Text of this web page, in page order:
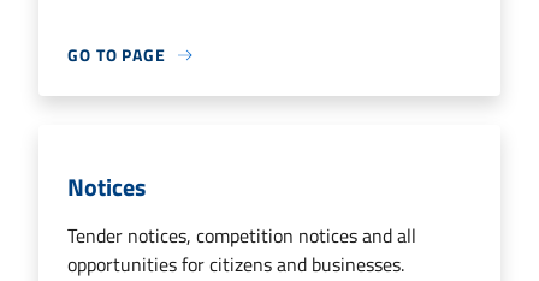
GO TO PAGE
Notices
Tender notices, competition notices and all
opportunities for citizens and businesses.